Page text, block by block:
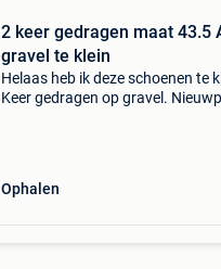
2 keer gedragen maat 43.5
gravel te klein
Helaas heb ik deze schoenen te
Keer gedragen op gravel.
Ophalen